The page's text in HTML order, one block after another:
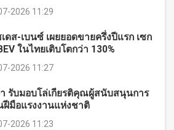
2026 11:29
เดส-เบนซ์ เผยยอดขายครึ่งปีแรก เซก
ในไทยเติบโตกว่า 130%
2026 11:27
รับมอบโล่เกียรติคุณผู้สนับสนุนการ
มือแรงงานแห่งชาติ
2026 11:23